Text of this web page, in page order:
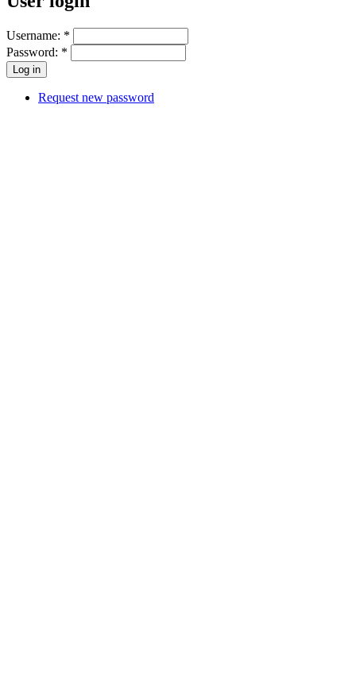
Username: *
Password: *
Request new password